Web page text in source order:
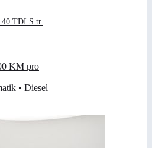
40 TDI S tr.
KM pro
• Diesel